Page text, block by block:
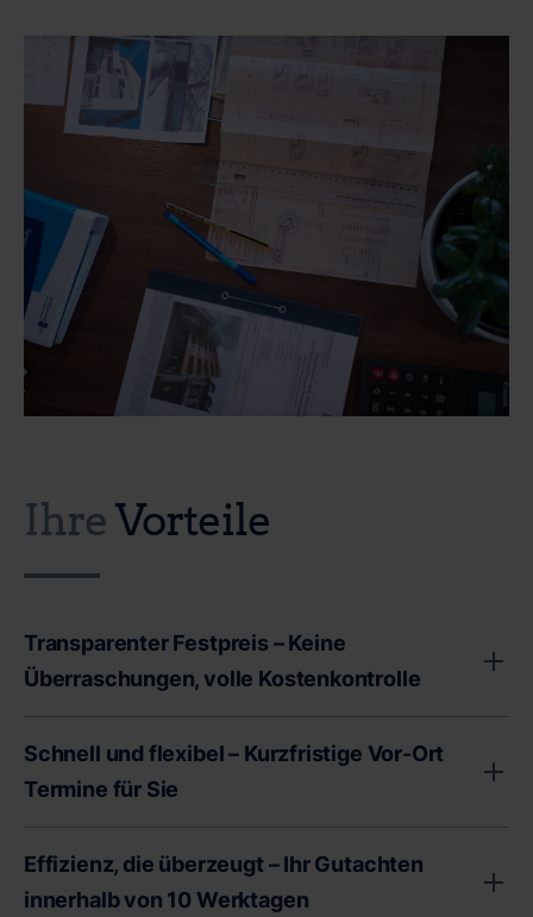
IhreVorteile
Transparenter Festpreis – Keine
Überraschungen, volle Kostenkontrolle
Kostenkontrolle - ohne versteckte Gebühren oder
unerwartete Zusatzkosten. Als Immobilienbesitzer
stehen Sie oft vor wichtigen finanziellen
Entscheidungen. Deshalb legen wir Wert auf absolute
Preistransparenz. Sie erhalten von uns ein
Schnell und flexibel – Kurzfristige Vor-Ort
Termine für Sie
Faktor bei der Immobilienbewertung ist. Deshalb bieten
wir Ihnen kurzfristige Termine vor Ort an, um schnell
Effizienz, die überzeugt – Ihr Gutachten
innerhalb von 10 Werktagen